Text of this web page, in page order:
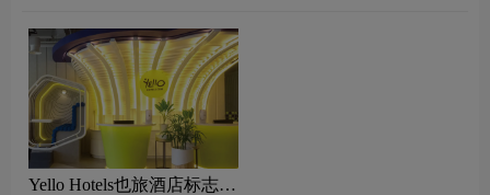
Yello Hotels也旅酒店标志设